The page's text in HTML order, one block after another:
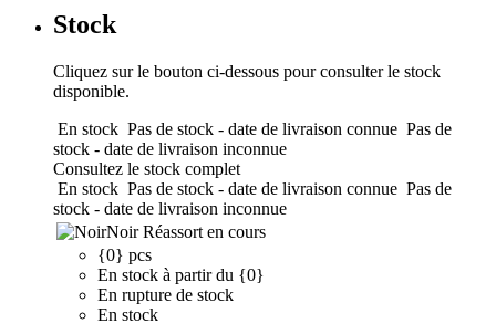
Stock
Cliquez sur le bouton ci-dessous pour consulter le stock
disponible.
En stock Pas de stock - date de livraison connue Pas de
stock - date de livraison inconnue
Consultez le stock complet
En stock Pas de stock - date de livraison connue Pas de
stock - date de livraison inconnue
Noir Réassort en cours
{0} pcs
En stock à partir du {0}
En rupture de stock
En stock